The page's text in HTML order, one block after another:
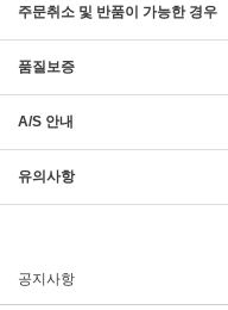
주문취소 및 반품이 가능한 경우
품질보증
A/S 안내
유의사항
공지사항
2017년 미즌하임 리뉴얼
2018년 미즌하임 사이트 리뉴